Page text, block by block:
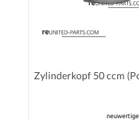
Zylinderkopf 50 ccm